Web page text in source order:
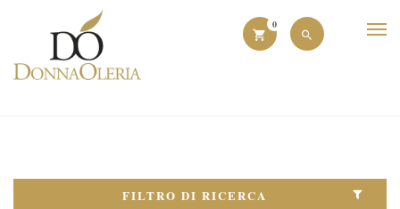
0
FILTRO DI RICERCA